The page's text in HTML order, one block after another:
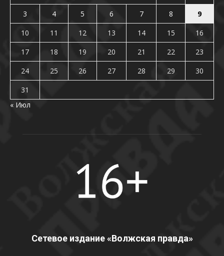
3
4 5 6 7 8
9
10
11 12 13 14 15
16
17
18 19 20 21 22
23
24
25 26 27 28 29
30
31
« Июл
Сетевое издание «Волжская правда»